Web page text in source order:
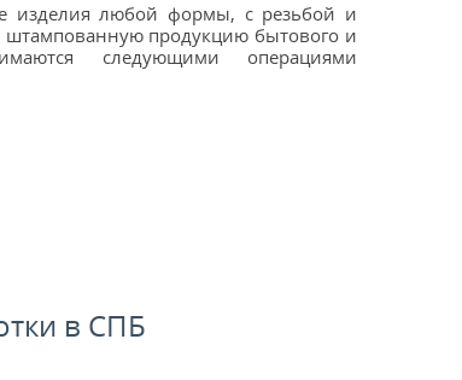
изделия любой формы, с резьбой и
штампованную продукцию бытового и
следующими операциями
в СПБ